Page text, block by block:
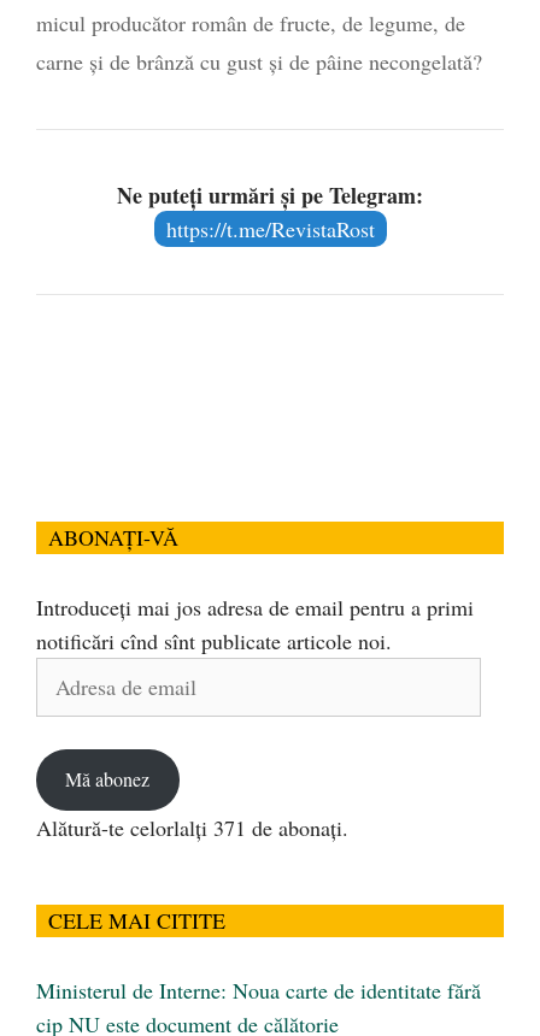
micul producător român de fructe, de legume, de
carne şi de brânză cu gust şi de pâine necongelată?
Ne puteți urmări și pe Telegram:
https://t.me/RevistaRost
ABONAȚI-VĂ
Introduceți mai jos adresa de email pentru a primi
notificări cînd sînt publicate articole noi.
Mă abonez
Alătură-te celorlalți 371 de abonați.
CELE MAI CITITE
Ministerul de Interne: Noua carte de identitate fără
cip NU este document de călătorie